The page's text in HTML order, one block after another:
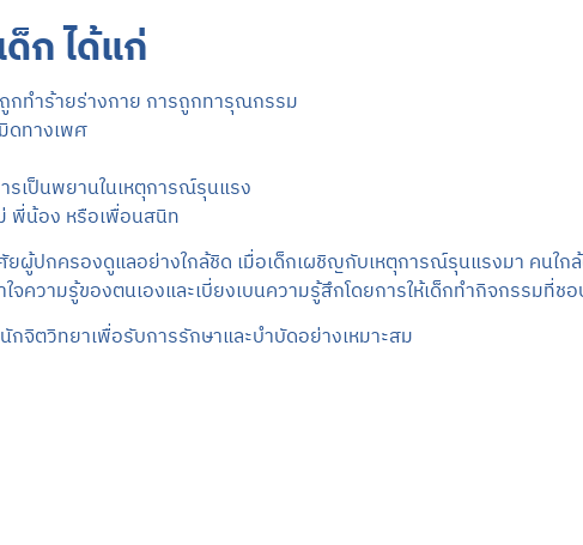
ก ได้แก่
กทำร้ายร่างกาย การถูกทารุณกรรม
ดทางเพศ
เป็นพยานในเหตุการณ์รุนแรง
พี่น้อง หรือเพื่อนสนิท
ผู้ปกครองดูแลอย่างใกล้ชิด เมื่อเด็กเผชิญกับเหตุการณ์รุนแรงมา คนใ
ความรู้ของตนเองและเบี่ยงเบนความรู้สึกโดยการให้เด็กทำกิจกรรมที่
จิตวิทยาเพื่อรับการรักษาและบำบัดอย่างเหมาะสม